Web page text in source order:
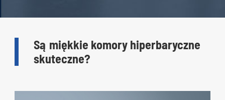
Są miękkie komory hiperbaryczne
skuteczne?